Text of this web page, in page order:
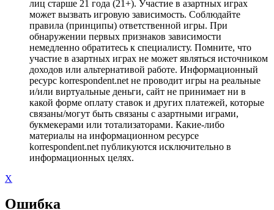
лиц старше 21 года (21+). Участие в азартных играх
может вызвать игровую зависимость. Соблюдайте
правила (принципы) ответственной игры. При
обнаружении первых признаков зависимости
немедленно обратитесь к специалисту. Помните, что
участие в азартных играх не может являться источником
доходов или альтернативой работе. Информационный
ресурс korrespondent.net не проводит игры на реальные
и/или виртуальные деньги, сайт не принимает ни в
какой форме оплату ставок и других платежей, которые
связаны/могут быть связаны с азартными играми,
букмекерами или тотализаторами. Какие-либо
материалы на информационном ресурсе
korrespondent.net публикуются исключительно в
информационных целях.
X
Ошибка